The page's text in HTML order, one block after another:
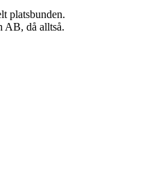
platsbunden.
AB, då alltså.